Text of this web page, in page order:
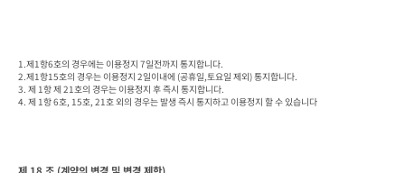
1.제1항6호의 경우에는 이용정지 7일전까지 통지합니다.
2.제1항15호의 경우는 이용정지 2일이내에 (공휴일,토요일 제외) 통지합니다.
3. 제 1항 제 21호의 경우는 이용정지 후 즉시 통지합니다.
4. 제 1항 6호, 15호, 21호 외의 경우는 발생 즉시 통지하고 이용정지 할 수 있습니다